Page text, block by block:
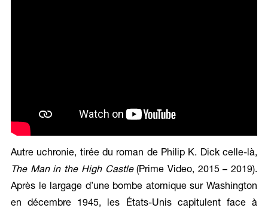
Autre uchronie, tirée du roman de Philip K. Dick celle-là,
The Man in the High Castle(Prime Video, 2015 – 2019).
Après le largage d’une bombe atomique sur Washington
en décembre 1945, les États-Unis capitulent face à